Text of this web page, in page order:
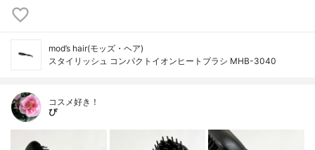
mod’s hair(モッズ・ヘア)
スタイリッシュ コンパクトイオンヒートブラシ MHB-3040
コスメ好き！
ぴ